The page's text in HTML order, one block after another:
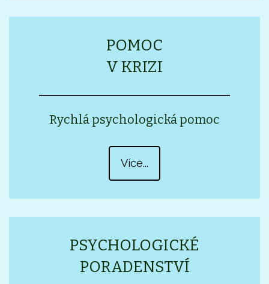
POMOC
V KRIZI
Rychlá psychologická pomoc
Více...
PSYCHOLOGICKÉ
PORADENSTVÍ